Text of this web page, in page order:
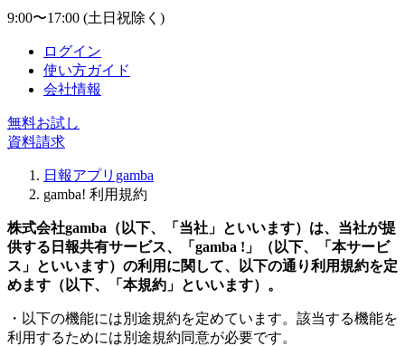
9:00〜17:00 (土日祝除く)
ログイン
使い方ガイド
会社情報
無料お試し
資料請求
日報アプリgamba
gamba! 利用規約
株式会社gamba（以下、「当社」といいます）は、当社が提
供する日報共有サービス、「gamba !」（以下、「本サービ
ス」といいます）の利用に関して、以下の通り利用規約を定
めます（以下、「本規約」といいます）。
・以下の機能には別途規約を定めています。該当する機能を
利用するためには別途規約同意が必要です。